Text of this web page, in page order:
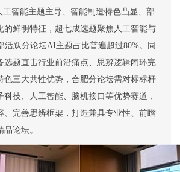
工智能主题主导、智能制造特色凸显、部
的鲜明特征，超七成选题聚焦人工智能与
活跃分论坛AI主题占比普遍超过80%。同
选题直击行业前沿痛点、思辨逻辑闭环完
色三大共性优势，合肥分论坛需对标标杆
技、人工智能、脑机接口等优势赛道，
、完善思辨框架，打造兼具专业性、前瞻
论坛。